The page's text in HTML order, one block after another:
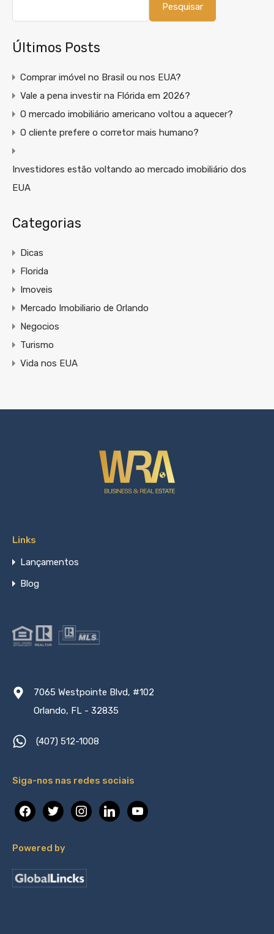
Pesquisar
Últimos Posts
Comprar imóvel no Brasil ou nos EUA?
Vale a pena investir na Flórida em 2026?
O mercado imobiliário americano voltou a aquecer?
O cliente prefere o corretor mais humano?
Investidores estão voltando ao mercado imobiliário dos
EUA
Categorias
Dicas
Florida
Imoveis
Mercado Imobiliario de Orlando
Negocios
Turismo
Vida nos EUA
Links
Lançamentos
Blog
7065 Westpointe Blvd, #102
Orlando, FL - 32835
(407) 512-1008
Siga-nos nas redes sociais
facebooktwitterinstagramlinkedinyoutube
Powered by